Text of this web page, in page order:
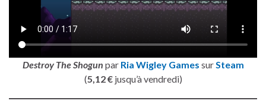
Destroy The Shogun par Ria Wigley Games surSteam
(5,12 €jusqu’à vendredi)